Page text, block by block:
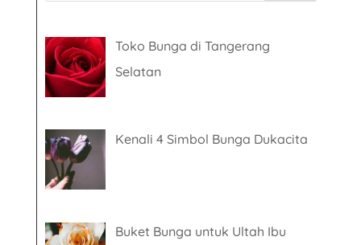
Toko Bunga di Tangerang
Selatan
Kenali 4 Simbol Bunga Dukacita
Buket Bunga untuk Ultah Ibu